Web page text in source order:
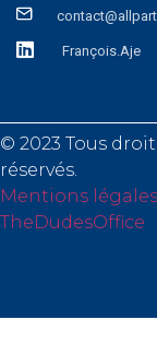
François.Aje
© 2023 Tous
Mentions légales
TheDudesOffice